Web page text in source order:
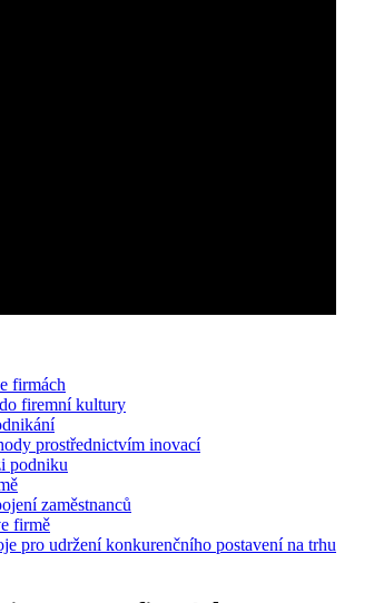
firmách
firemní kultury
prostřednictvím inovací
podniku
zaměstnanců
firmě
pro udržení konkurenčního postavení na trhu